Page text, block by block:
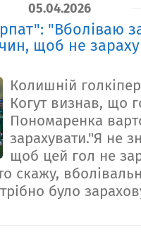
05.04.2026
"Вболіваю
щоб не
Колишній
Когут визнав, що
Пономаренка
зарахувати."Я не
щоб цей гол не
скажу,
було